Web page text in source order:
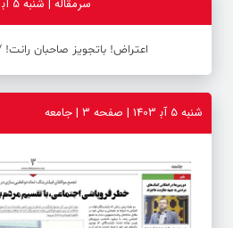
سرمقاله | شنبه 5 آب‍ 1403
اعتراض! باتجویز صاحبان رانت! ‪/‬ محمدعلی وکیلی
شنبه 5 آب‍ 1403 | صفحه ۳ | جامعه